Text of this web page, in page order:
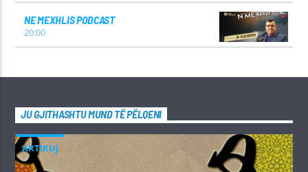
NE MEXHLIS PODCAST
20:00
JU GJITHASHTU MUND TË PËLQENI
ARTIKUJ